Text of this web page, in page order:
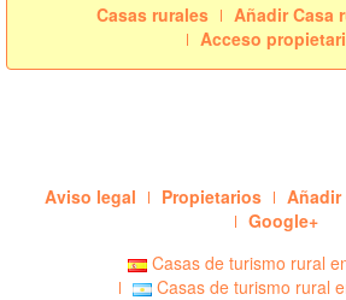
Casas rurales
Añadir Casa
Acceso
Aviso legal Propietarios
Añadir
Google+
Casas de turismo rural
Casas de turismo rural